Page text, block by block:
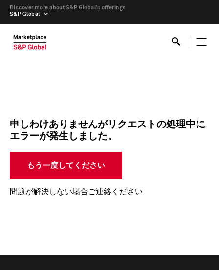
S&P Global
Discover more about S&P Global’s offerings
申しわけありませんがリクエストの処理中に
エラーが発生しました。
もう一度してください
問題が解決しない場合ご連絡 ください